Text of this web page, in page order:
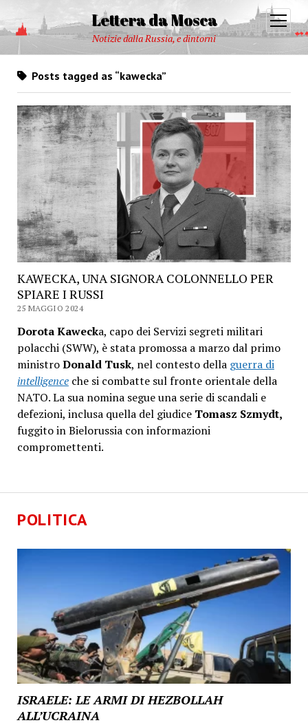
Lettera da Mosca
Notizie dalla Russia, e dintorni
open
menu
POLITICA
ISRAELE: LE ARMI DI HEZBOLLAH
ALL’UCRAINA
Posts tagged as “kawecka”
KAWECKA, UNA SIGNORA COLONNELLO PER
SPIARE I RUSSI
25 MAGGIO 2024
Dorota Kawecka, capo dei Servizi segreti militari
polacchi (SWW), è stata promossa a marzo dal primo
ministroDonald Tusk, nel contesto della guerra di
intelligenceche si combatte sul fronte orientale della
NATO. La sua nomina segue una serie di scandali e
defezioni, inclusa quella del giudice Tomasz Szmydt,
fuggito in Bielorussia con informazioni
compromettenti.